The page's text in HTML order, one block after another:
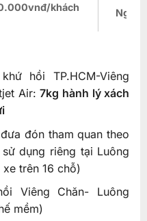
khách
Ngủ
hồi TP.HCM-Viêng
Air:7kg hành lý xách
đón tham quan theo
dụng riêng tại Luông
trên 16 chỗ)
Viêng Chăn- Luông
mềm)